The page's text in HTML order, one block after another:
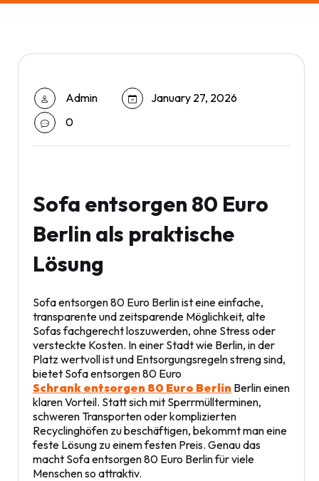
Admin
January 27, 2026
0
Sofa entsorgen 80 Euro
Berlin als praktische
Lösung
Sofa entsorgen 80 Euro Berlin ist eine einfache,
transparente und zeitsparende Möglichkeit, alte
Sofas fachgerecht loszuwerden, ohne Stress oder
versteckte Kosten. In einer Stadt wie Berlin, in der
Platz wertvoll ist und Entsorgungsregeln streng sind,
bietet Sofa entsorgen 80 Euro
Schrank entsorgen 80 Euro Berlin Berlin einen
klaren Vorteil. Statt sich mit Sperrmüllterminen,
schweren Transporten oder komplizierten
Recyclinghöfen zu beschäftigen, bekommt man eine
feste Lösung zu einem festen Preis. Genau das
macht Sofa entsorgen 80 Euro Berlin für viele
Menschen so attraktiv.